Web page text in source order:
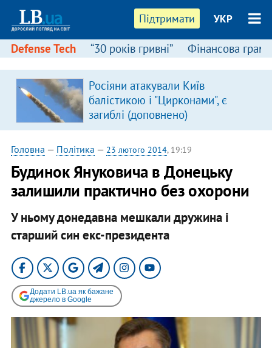
Підтримати УКР
Defense Tech “30 років гривні” Фінансова
Росіяни атакували Київ
балістикою і "Цирконами", є
загиблі (доповнено)
Головна — Політика — 23 лютого 2014, 19:19
Будинок Януковича в Донецьку
залишили практично без охорони
У ньому донедавна мешкали дружина і
старший син екс-президента
Додати LB.ua як бажане
джерело в Google